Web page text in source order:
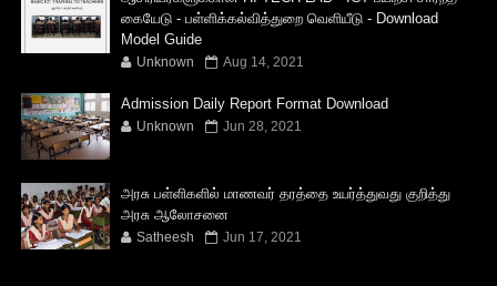
கையேடு - பள்ளிக்கல்வித்துறை வெளியீடு - Download
Model Guide
Unknown Aug 14, 2021
Admission Daily Report Format Download
Unknown Jun 28, 2021
அரசு பள்ளிகளில் மாணவர் தரத்தை உயர்த்துவது குறித்து
அரசு ஆலோசனை
Satheesh Jun 17, 2021